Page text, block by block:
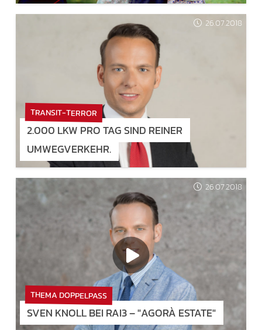
26.07.2018
TRANSIT-TERROR
2.000 LKW PRO TAG SIND REINER
UMWEGVERKEHR.
26.07.2018
THEMA DOPPELPASS
SVEN KNOLL BEI RAI3 – "AGORÀ ESTATE"